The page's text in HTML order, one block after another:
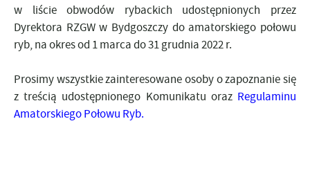
w liście obwodów rybackich udostępnionych przez
Dyrektora RZGW w Bydgoszczy do amatorskiego połowu
ryb,na okres od 1 marca do 31 grudnia 2022 r.
Prosimy wszystkie zainteresowane osoby o zapoznanie się
z treścią udostępnionego Komunikatu oraz Regulaminu
Amatorskiego Połowu Ryb.